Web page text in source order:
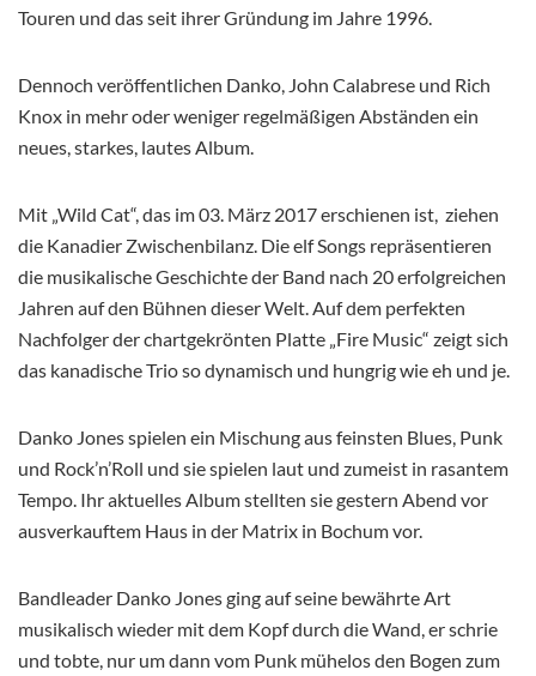
Touren und das seit ihrer Gründung im Jahre 1996.
Dennoch veröffentlichen Danko, John Calabrese und Rich
Knox in mehr oder weniger regelmäßigen Abständen ein
neues, starkes, lautes Album.
Mit „Wild Cat“, das im 03. März 2017 erschienen ist, ziehen
die Kanadier Zwischenbilanz. Die elf Songs repräsentieren
die musikalische Geschichte der Band nach 20 erfolgreichen
Jahren auf den Bühnen dieser Welt. Auf dem perfekten
Nachfolger der chartgekrönten Platte „Fire Music“ zeigt sich
das kanadische Trio so dynamisch und hungrig wie eh und je.
Danko Jones spielen ein Mischung aus feinsten Blues, Punk
und Rock’n’Roll und sie spielen laut und zumeist in rasantem
Tempo. Ihr aktuelles Album stellten sie gestern Abend vor
ausverkauftem Haus in der Matrix in Bochum vor.
Bandleader Danko Jones ging auf seine bewährte Art
musikalisch wieder mit dem Kopf durch die Wand, er schrie
und tobte, nur um dann vom Punk mühelos den Bogen zum